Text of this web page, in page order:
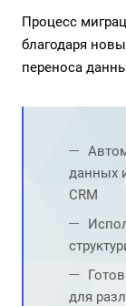
Процесс
благодаря
переноса
данных
CRM
для